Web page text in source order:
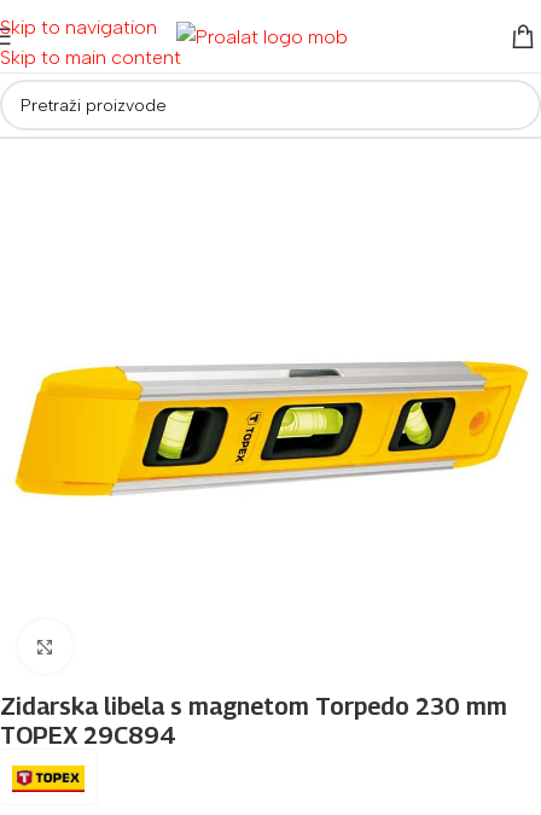
Skip to navigation
Skip to main content
Početna/ Mjerna tehnika
Zidarska libela s magnetom Torpedo 230 mm
TOPEX 29C894